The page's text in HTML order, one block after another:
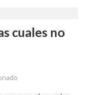
cuales no